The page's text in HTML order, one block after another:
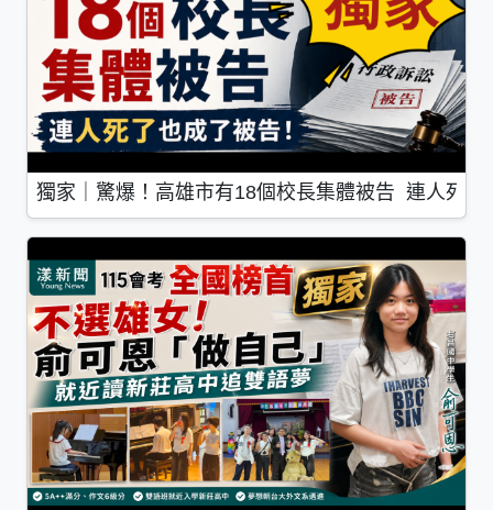
獨家｜驚爆！高雄市有18個校長集體被告 連人死了